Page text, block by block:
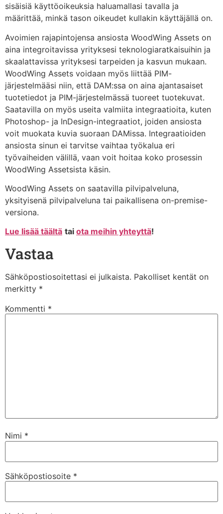
sisäisiä käyttöoikeuksia haluamallasi tavalla ja
määrittää, minkä tason oikeudet kullakin käyttäjällä on.
Avoimien rajapintojensa ansiosta WoodWing Assets on
aina integroitavissa yrityksesi teknologiaratkaisuihin ja
skaalattavissa yrityksesi tarpeiden ja kasvun mukaan.
WoodWing Assets voidaan myös liittää PIM-
järjestelmääsi niin, että DAM:ssa on aina ajantasaiset
tuotetiedot ja PIM-järjestelmässä tuoreet tuotekuvat.
Saatavilla on myös useita valmiita integraatioita, kuten
Photoshop- ja InDesign-integraatiot, joiden ansiosta
voit muokata kuvia suoraan DAMissa. Integraatioiden
ansiosta sinun ei tarvitse vaihtaa työkalua eri
työvaiheiden välillä, vaan voit hoitaa koko prosessin
WoodWing Assetsista käsin.
WoodWing Assets on saatavilla pilvipalveluna,
yksityisenä pilvipalveluna tai paikallisena on-premise-
versiona.
Lue lisää täältä tai ota meihin yhteyttä!
Vastaa
Sähköpostiosoitettasi ei julkaista. Pakolliset kentät on
merkitty *
Kommentti *
Nimi *
Sähköpostiosoite *